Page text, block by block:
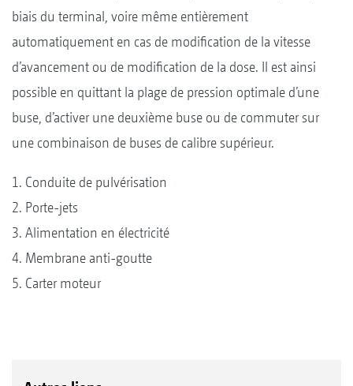
biais du terminal, voire même entièrement
automatiquement en cas de modification de la vitesse
d’avancement ou de modification de la dose. Il est ainsi
possible en quittant la plage de pression optimale d’une
buse, d’activer une deuxième buse ou de commuter sur
une combinaison de buses de calibre supérieur.
1. Conduite de pulvérisation
2. Porte-jets
3. Alimentation en électricité
4. Membrane anti-goutte
5. Carter moteur